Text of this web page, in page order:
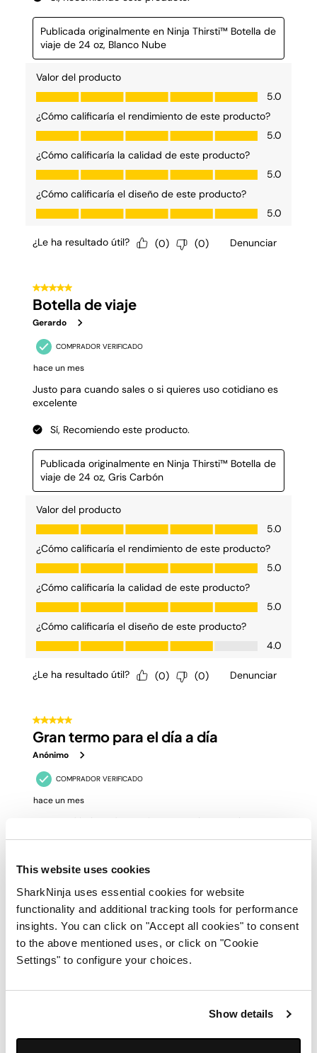
This website uses cookies
SharkNinja uses essential cookies for website
functionality and additional tracking tools for performance
insights. You can click on "Accept all cookies" to consent
to the above mentioned uses, or click on "Cookie
Settings" to configure your choices.
Show details